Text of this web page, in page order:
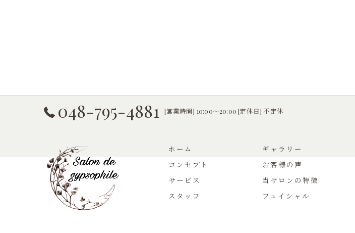
048-795-4881 [営業時間] 10:00〜20:00 [定休日] 不定休
ホーム
コンセプト
サービス
スタッフ
ギャラリー
お客様の声
当サロンの特徴
フェイシャル